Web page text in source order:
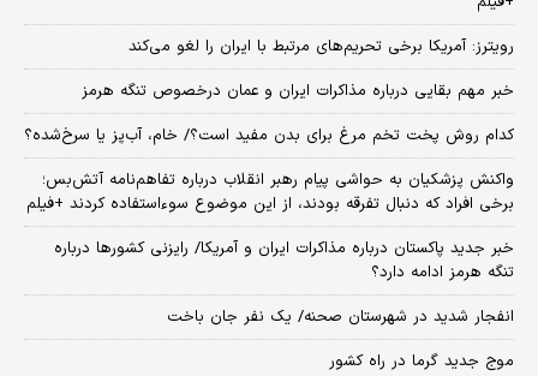
رویترز: آمریکا برخی تحریم‌های مرتبط با ایران را لغو می‌کند
خبر مهم بقایی درباره مذاکرات ایران و عمان درخصوص تنگه هرمز
کدام روش پخت تخم مرغ برای بدن مفید است؟/ خام، آب‌پز یا سرخ‌شده؟
واکنش پزشکیان به حواشی پیام رهبر انقلاب درباره تفاهم‌نامه آتش‌بس؛
برخی افراد که دنبال تفرقه بودند، از این موضوع سوءاستفاده کردند +فیلم
خبر جدید پاکستان درباره مذاکرات ایران و آمریکا/ رایزنی کشورها درباره
تنگه هرمز ادامه دارد؟
انفجار شدید در شهرستان صحنه/ یک نفر جان باخت
موج جدید گرما در راه کشور